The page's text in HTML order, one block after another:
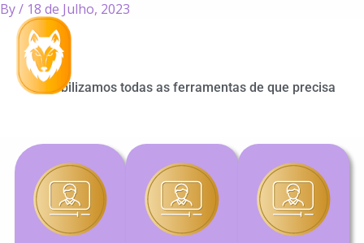
Skip
content
By/ 18 de Julho, 2023
Dispobilizamos todas as ferramentas de que precisa